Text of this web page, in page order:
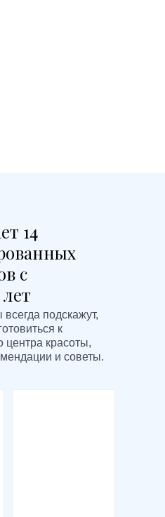
14
с
подскажут,
к
красоты,
и советы.